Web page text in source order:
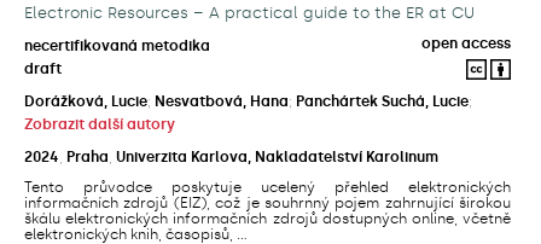
Electronic Resources – A practical guide to the ER at CU
necertifikovaná metodika
open access
draft
Dorážková, Lucie; Nesvatbová, Hana; Panchártek Suchá, Lucie;
Zobrazit další autory
2024 Praha Univerzita Karlova, Nakladatelství Karolinum
Tento průvodce poskytuje ucelený přehled elektronických
informačních zdrojů (EIZ), což je souhrnný pojem zahrnující širokou
škálu elektronických informačních zdrojů dostupných online, včetně
elektronických knih, časopisů, ...